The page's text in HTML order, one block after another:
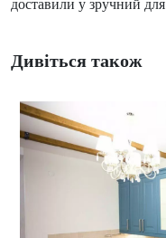
Дивіться також